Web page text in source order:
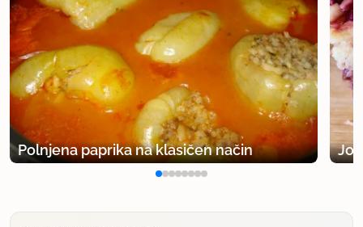
Polnjena paprika na klasičen način